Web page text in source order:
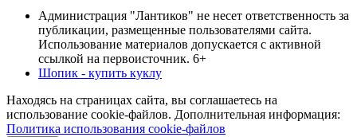
Администрация "Лантиков" не несет ответственность за
публикации, размещенные пользователями сайта.
Использование материалов допускается с активной
ссылкой на первоисточник. 6+
Шопик - купить куклу
Находясь на страницах сайта, вы соглашаетесь на
использование cookie-файлов. Дополнительная информация:
Политика использования cookie-файлов